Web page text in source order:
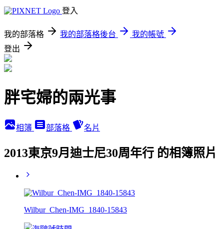
登入
我的部落格 我的部落格後台
我的帳號
登出
胖宅婦的兩光事
相簿 部落格 名片
2013東京9月迪士尼30周年行 的相簿照片
Wilbur_Chen-IMG_1840-15843